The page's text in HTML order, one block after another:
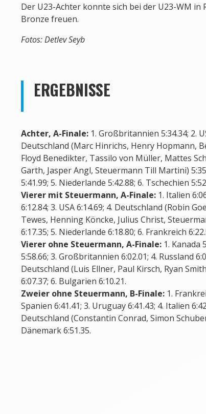
Der U23-Achter konnte sich bei der U23-WM in
Bronze freuen.
Fotos: Detlev Seyb
ERGEBNISSE
Achter, A-Finale: 1. Großbritannien 5:34.34; 2.
Deutschland (Marc Hinrichs, Henry Hopmann,
Floyd Benedikter, Tassilo von Müller, Mattes
Garth, Jasper Angl, Steuermann Till Martini)
5:41.99; 5. Niederlande 5:42.88; 6. Tschechien
Vierer mit Steuermann, A-Finale: 1. Italien
6:12.84; 3. USA 6:14.69; 4. Deutschland (Robin
Tewes, Henning Köncke, Julius Christ,
6:17.35; 5. Niederlande 6:18.80; 6. Frankreich
Vierer ohne Steuermann, A-Finale: 1. Kanada
5:58.66; 3. Großbritannien 6:02.01; 4. Russland
Deutschland (Luis Ellner, Paul Kirsch, Ryan
6:07.37; 6. Bulgarien 6:10.21.
Zweier ohne Steuermann, B-Finale: 1.
Spanien 6:41.41; 3. Uruguay 6:41.43; 4. Italien
Deutschland (Constantin Conrad, Simon
Dänemark 6:51.35.